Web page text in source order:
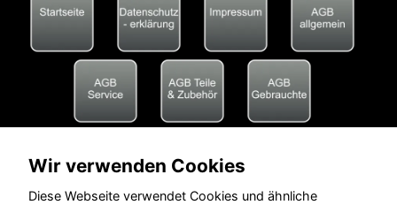
Wir verwenden Cookies
Diese Webseite verwendet Cookies und ähnliche